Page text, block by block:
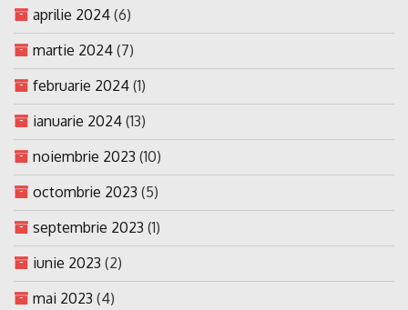
aprilie 2024 (6)
martie 2024 (7)
februarie 2024 (1)
ianuarie 2024 (13)
noiembrie 2023 (10)
octombrie 2023 (5)
septembrie 2023 (1)
iunie 2023 (2)
mai 2023 (4)